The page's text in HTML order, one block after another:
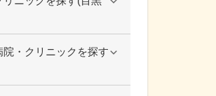
・クリニックを探す